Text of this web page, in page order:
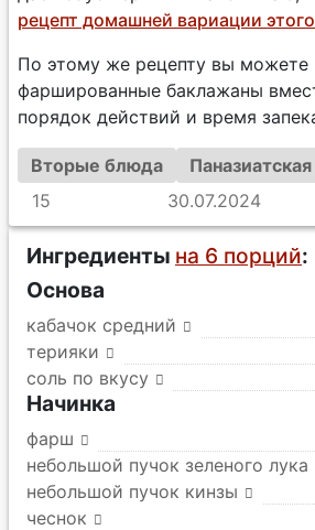
рецепт домашней вариации
По этому же рецепту вы можете
фаршированные баклажаны
порядок действий и время
Вторые блюда
15
30.07.2024
Ингредиенты на 6 порций:
Основа
кабачок средний
терияки
соль по вкусу
Начинка
фарш
небольшой пучок зеленого лука
небольшой пучок кинзы
чеснок